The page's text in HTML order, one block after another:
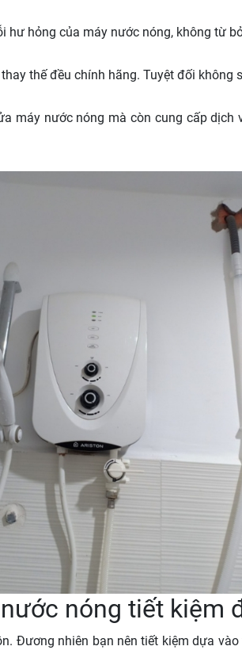
hỏng của máy nước nóng, không từ
thế đều chính hãng. Tuyệt đối không
máy nước nóng mà còn cung cấp dịch
nóng tiết kiệm
Đương nhiên bạn nên tiết kiệm dựa